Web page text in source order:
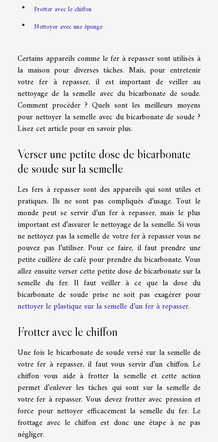
Frotter avec le chiffon
Nettoyer avec une éponge
Certains appareils comme le fer à repasser sont utilisés à
la maison pour diverses tâches. Mais, pour entretenir
votre fer à repasser, il est important de veiller au
nettoyage de la semelle avec du bicarbonate de soude.
Comment procéder ? Quels sont les meilleurs moyens
pour nettoyer la semelle avec du bicarbonate de soude ?
Lisez cet article pour en savoir plus.
Verser une petite dose de bicarbonate
de soude sur la semelle
Les fers à repasser sont des appareils qui sont utiles et
pratiques. Ils ne sont pas compliqués d’usage. Tout le
monde peut se servir d’un fer à repasser, mais le plus
important est d’assurer le nettoyage de la semelle. Si vous
ne nettoyez pas la semelle de votre fer à repasser vous ne
pouvez pas l’utiliser. Pour ce faire, il faut prendre une
petite cuillère de café pour prendre du bicarbonate. Vous
allez ensuite verser cette petite dose de bicarbonate sur la
semelle du fer. Il faut veiller à ce que la dose du
bicarbonate de soude prise ne soit pas exagérer pour
nettoyer le plastique sur la semelle d’un fer à repasser.
Frotter avec le chiffon
Une fois le bicarbonate de soude versé sur la semelle de
votre fer à repasser, il faut vous servir d’un chiffon. Le
chiffon vous aide à frotter la semelle et cette action
permet d’enlever les tâches qui sont sur la semelle de
votre fer à repasser. Vous devez frotter avec pression et
force pour nettoyer efficacement la semelle du fer. Le
frottage avec le chiffon est donc une étape à ne pas
négliger.